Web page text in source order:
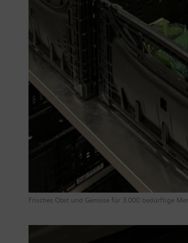
Frisches Obst und Gemüse für 3.000 bedürftige